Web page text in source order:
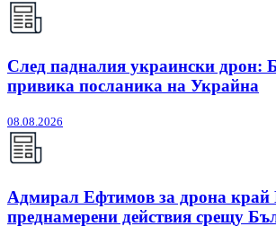
След падналия украински дрон:
привика посланика на Украйна
08.08.2026
Адмирал Ефтимов за дрона
преднамерени действия срещу